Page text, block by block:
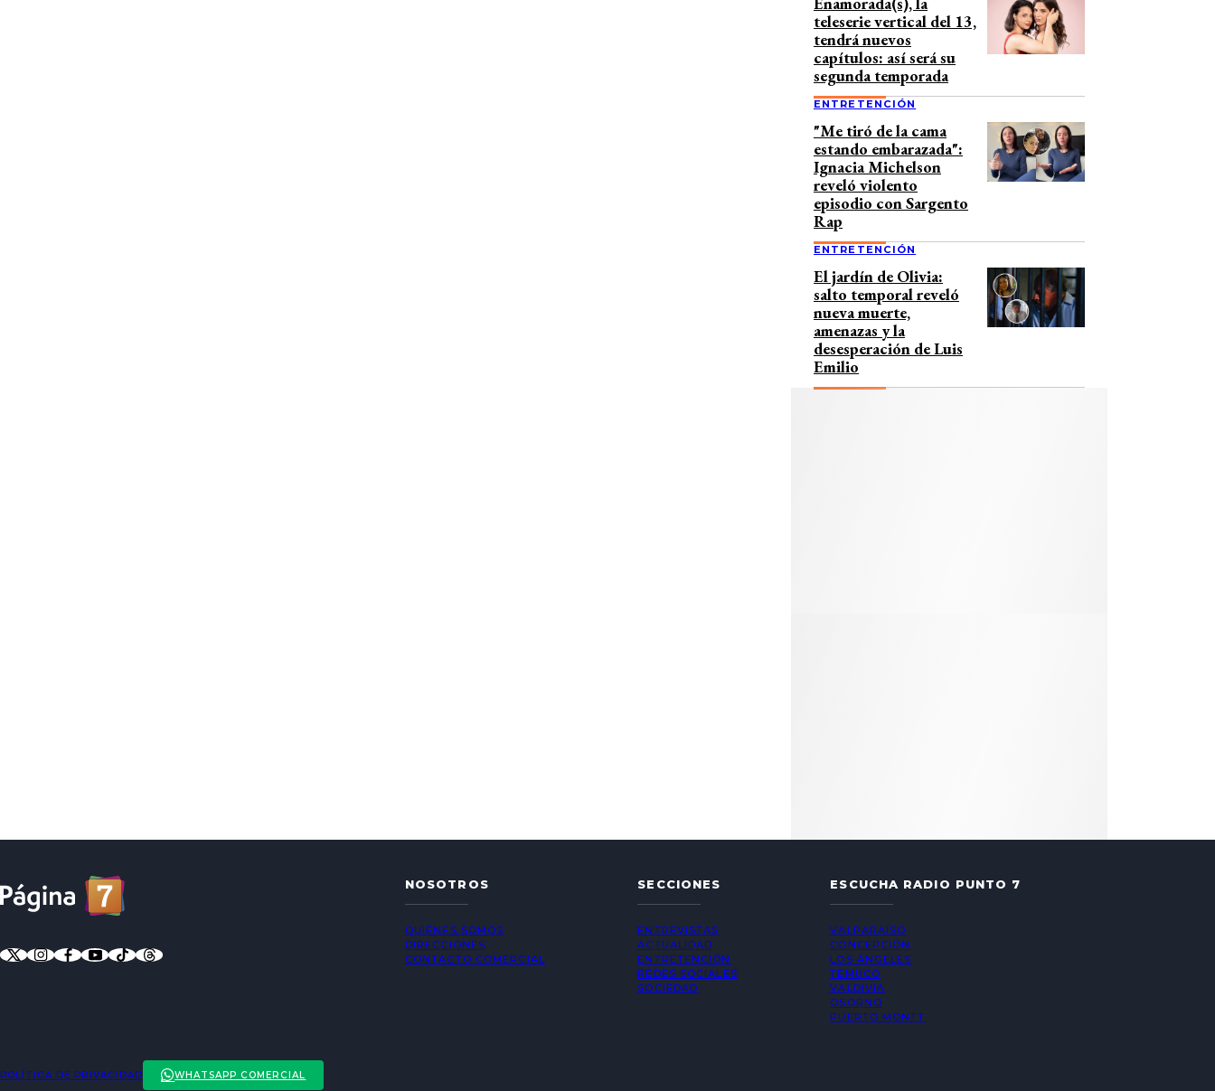
teleserie vertical del 13,
tendrá nuevos
capítulos: así será su
segunda temporada
ENTRETENCIÓN
"Me tiró de la cama
estando embarazada":
Ignacia Michelson
reveló violento
episodio con Sargento
Rap
ENTRETENCIÓN
El jardín de Olivia:
salto temporal reveló
nueva muerte,
amenazas y la
desesperación de Luis
Emilio
NOSOTROS
QUIÉNES SOMOS
DIRECCIONES
CONTACTO COMERCIAL
SECCIONES
ENTREVISTAS
ACTUALIDAD
ENTRETENCIÓN
REDES SOCIALES
SOCIEDAD
ESCUCHA RADIO PUNTO 7
VALPARAÍSO
CONCEPCIÓN
LOS ÁNGELES
TEMUCO
VALDIVIA
OSORNO
PUERTO MONTT
POLÍTICA DE PRIVACIDAD WHATSAPP COMERCIAL